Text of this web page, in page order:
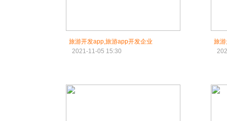
旅游开发app,旅游app开发企业
2021-11-05 15:30
旅